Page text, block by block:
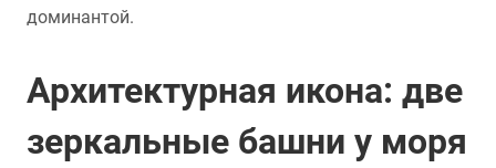
доминантой.
Архитектурная икона: две
зеркальные башни у моря